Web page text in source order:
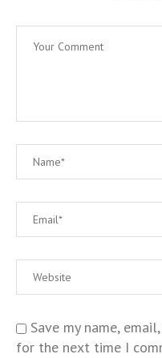
Save my name,
for the next time I